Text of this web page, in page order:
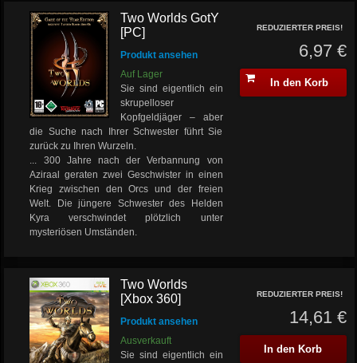
Two Worlds GotY
[PC]
Produkt ansehen
Auf Lager
Sie sind eigentlich ein
skrupelloser
Kopfgeldjäger – aber
die Suche nach Ihrer Schwester führt Sie
zurück zu Ihren Wurzeln.
... 300 Jahre nach der Verbannung von
Aziraal geraten zwei Geschwister in einen
Krieg zwischen den Orcs und der freien
Welt. Die jüngere Schwester des Helden
Kyra verschwindet plötzlich unter
mysteriösen Umständen.
REDUZIERTER PREIS!
6,97 €
In den Korb
Two Worlds
[Xbox 360]
Produkt ansehen
Ausverkauft
Sie sind eigentlich ein
REDUZIERTER PREIS!
14,61 €
In den Korb